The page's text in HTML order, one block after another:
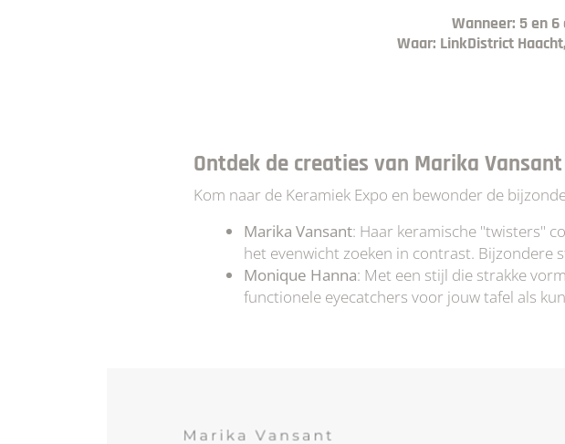
Wanneer: 5 en
Waar: LinkDistrict
Ontdek de creaties van Marika
Kom naar de Keramiek Expo en bewonder de
Marika Vansant: Haar keramische "twisters"
het evenwicht zoeken in contrast. Bijzondere
Monique Hanna: Met een stijl die strakke
functionele eyecatchers voor jouw tafel als